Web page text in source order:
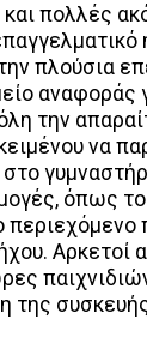
πολλές
πλούσια
αναφοράς
την
να
όπως
Αρκετοί
της